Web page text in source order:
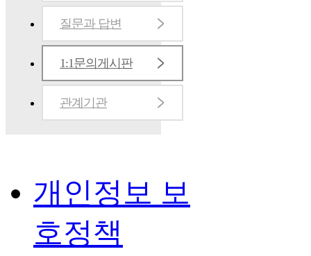
질문과 답변
1:1문의게시판
관계기관
개인정보 보
호정책